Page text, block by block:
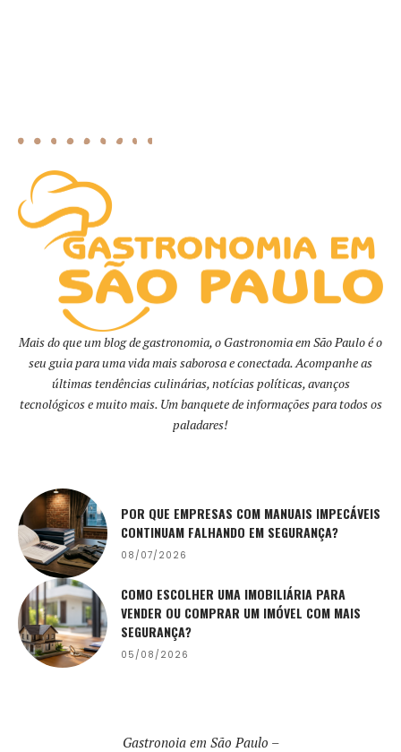
Mais do que um blog de gastronomia, o Gastronomia em São Paulo é o
seu guia para uma vida mais saborosa e conectada. Acompanhe as
últimas tendências culinárias, notícias políticas, avanços
tecnológicos e muito mais. Um banquete de informações para todos os
paladares!
POR QUE EMPRESAS COM MANUAIS IMPECÁVEIS
CONTINUAM FALHANDO EM SEGURANÇA?
08/07/2026
COMO ESCOLHER UMA IMOBILIÁRIA PARA
VENDER OU COMPRAR UM IMÓVEL COM MAIS
SEGURANÇA?
05/08/2026
Gastronoia em São Paulo –